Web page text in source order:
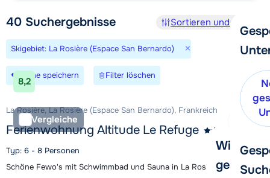
Wir
gerne
40 Suchergebnisse Sortieren und Filtern
Skigebiet: La Rosière (Espace San Bernardo) ×
Suche speichern Filter löschen
8,2
Vergleiche
La Rosière, La Rosière (Espace San Bernardo), Frankreich
Ferienwohnung Altitude Le Refuge
Typ: 6 - 8 Personen
Schöne Fewo's mit Schwimmbad und Sauna in La Rosière